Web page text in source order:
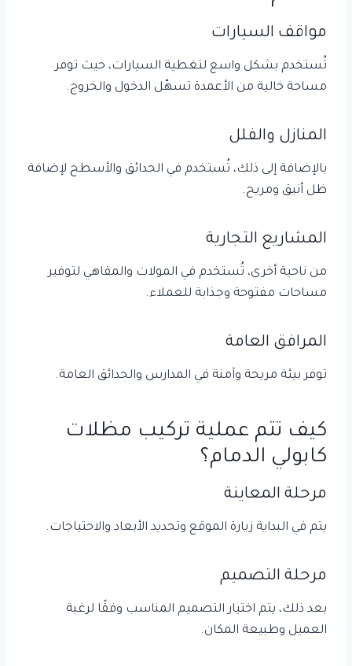
مواقف السيارات
تُستخدم بشكل واسع لتغطية السيارات، حيث توفر
مساحة خالية من الأعمدة تسهّل الدخول والخروج.
المنازل والفلل
بالإضافة إلى ذلك، تُستخدم في الحدائق والأسطح لإضافة
ظل أنيق ومريح.
المشاريع التجارية
من ناحية أخرى، تُستخدم في المولات والمقاهي لتوفير
مساحات مفتوحة وجذابة للعملاء.
المرافق العامة
توفر بيئة مريحة وآمنة في المدارس والحدائق العامة.
كيف تتم عملية تركيب مظلات
كابولي الدمام؟
مرحلة المعاينة
يتم في البداية زيارة الموقع وتحديد الأبعاد والاحتياجات.
مرحلة التصميم
بعد ذلك، يتم اختيار التصميم المناسب وفقًا لرغبة
العميل وطبيعة المكان.